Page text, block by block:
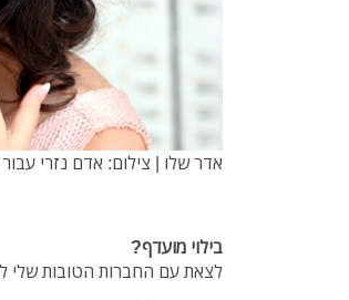
אדר שלו | צילום: אדם נזרי עבור sharon agency
בילוי מועדף?
לצאת עם החברות הטובות שלי